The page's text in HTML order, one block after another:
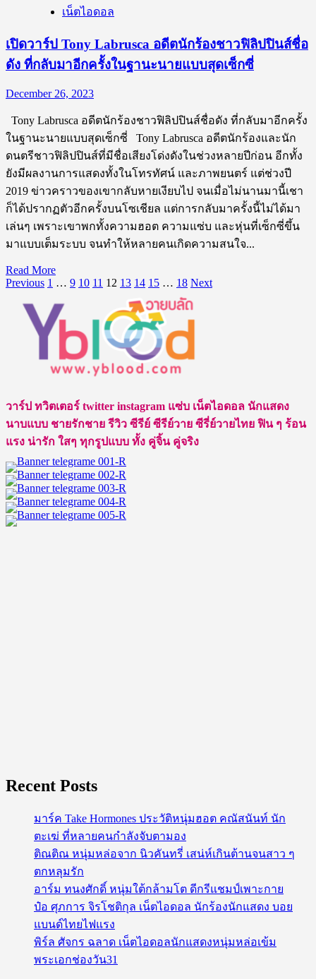
วาร์
ป
Gian
Maria
นาย
สุด
ฮอต
ของดี
จาก
อิตาลี
แซ่
บ
ปรอท
แตก!
เน็ตไอดอล
เปิดวาร์ป Tony Labrusca อดีตนักร้องชาวฟิลิปปินส์ชื่อ
ดัง ที่กลับมาอีกครั้งในฐานะนายแบบสุดเซ็กซี่
December 26, 2023
Tony Labrusca อดีตนักร้องชาวฟิลิปปินส์ชื่อดัง ที่กลับมาอีกครั้ง
ในฐานะนายแบบสุดเซ็กซี่ Tony Labrusca อดีตนักร้องและนัก
ดนตรีชาวฟิลิปปินส์ที่มีชื่อเสียงโด่งดังในช่วงหลายปีก่อน อีกทั้ง
ยังมีผลงานการแสดงทั้งในโทรทัศน์ และภาพยนตร์ แต่ช่วงปี
2019 ข่าวคราวของเขากลับหายเงียบไป จนเมื่อไม่นานมานี้เชา
ก็ได้ปรากฏตัวอีกครั้งบนโซเชียล แต่การกลับมาครั้งนี้ไม่ได้มา
เล่นๆ เพราะเขาพกทั้งความฮอต ความแซ่บ และหุ่นที่เซ็กซี่ขึ้น
มาแบบเต็มระบบ จนทำให้หลายคนเกิดความสนใจ...
Read MoreRead
more
เปิด
วาร์
Tony
Labrusca
นัก
ร้อง
ชาว
ฟิลิปปินส์
ชื่อ
ดัง
ที่
Posts
pagination
Previous 1 … 9 10 11 12 13 14 15 … 18 Next
วาร์ป ทวิตเตอร์ twitter instagram แซ่บ เน็ตไอดอล นักแสดง
นาบแบบ ชายรักชาย รีวิว ซีรีย์ ซีรีย์วาย ซีรี่ย์วายไทย ฟิน ๆ ร้อน
แรง น่ารัก ใสๆ ทุกรูปแบบ ทั้ง คู่จิ้น คู่จริง
Recent Posts
มาร์ค Take Hormones ประวัติหนุ่มฮอต คณัสนันท์ นัก
ตะเฆ่ ที่หลายคนกำลังจับตามอง
ติณติณ หนุ่มหล่อจาก นิวคันทรี่ เสน่ห์เกินต้านจนสาว ๆ
ตกหลุมรัก
อาร์ม ทนงศักดิ์ หนุ่มใต้กล้ามโต ดีกรีแชมป์เพาะกาย
ป๋อ ศุภการ จิรโชติกุล เน็ตไอดอล นักร้องนักแสดง บอย
แบนด์ไทยไฟแรง
พิร์ล ศัจกร ฉลาด เน็ตไอดอลนักแสดงหนุ่มหล่อเข้ม
พระเอกช่องวัน31